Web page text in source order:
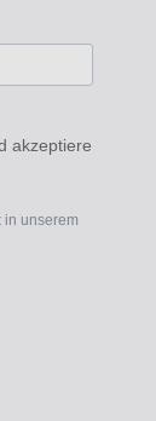
akzeptiere
in unserem